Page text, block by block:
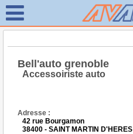
Bell'auto grenoble
Accessoiriste auto
Adresse :
42 rue Bourgamon
38400 - SAINT MARTIN D'HERES